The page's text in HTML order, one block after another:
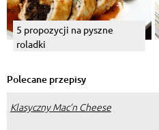
5 propozycji na pyszne
roladki
Polecane przepisy
Klasyczny Mac’n Cheese